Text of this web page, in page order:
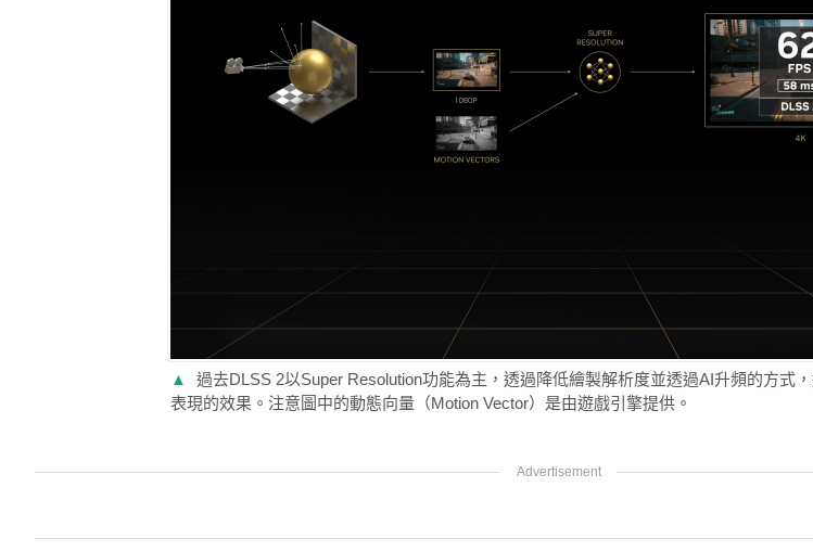
▲
過去DLSS 2以Super Resolution功能為主，透過降低繪製解析度並透過AI升頻的方式
表現的效果。注意圖中的動態向量（Motion Vector）是由遊戲引擎提供。